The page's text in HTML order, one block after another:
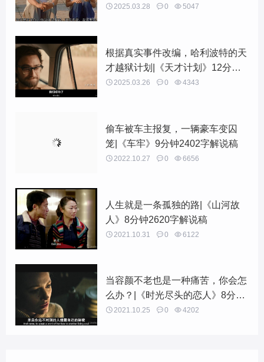
光》4543字解说稿
 2025.03.28 0 5047
根据真实事件改编，哈利波特的天
才越狱计划|《天才计划》12分钟
4919字解说稿
 2025.03.26 0 4343
偷车被车主报复，一辆豪车变囚
笼|《车牢》9分钟2402字解说稿
 2022.10.27 0 6656
人生就是一条孤独的路|《山河故
人》8分钟2620字解说稿
 2021.10.31 0 6122
当容颜不老也是一种痛苦，你会怎
么办？|《时光尽头的恋人》8分钟
2669字解说稿
2021.10.25 0 4202